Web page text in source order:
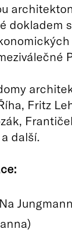
dokladem
Fritz
další.
Na